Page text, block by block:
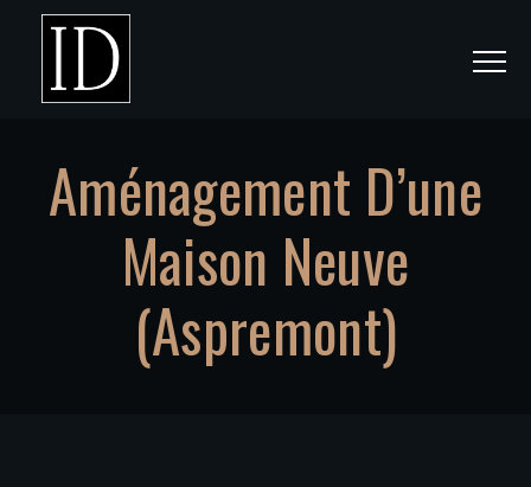
Aménagement D’une
Maison Neuve
(Aspremont)